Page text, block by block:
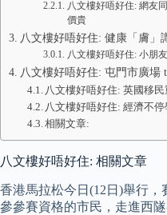
八文樓好唔好住: 網友
價貴
八文樓好唔好住: 健康「膚」
八文樓好唔好住: 小朋友
八文樓好唔好住: 屯門市廣場
八文樓好唔好住: 英國移民
八文樓好唔好住: 經濟不停
相關文章:
八文樓好唔好住: 相關文章
香港馬拉松今日(12日)舉行
參參賽資格的市民，走進西